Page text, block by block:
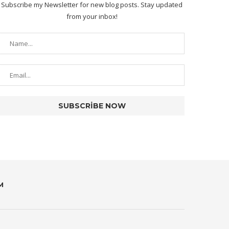
Subscribe my Newsletter for new blog posts. Stay updated
from your inbox!